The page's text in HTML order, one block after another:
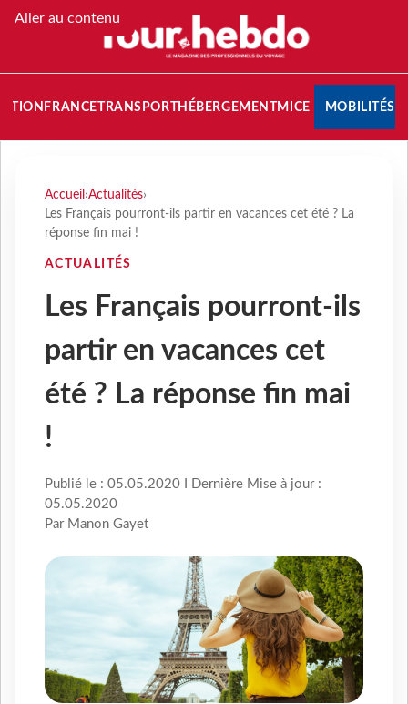
Aller au contenu
FRANCETRANSPORT HÉBERGEMENTMICE MOBILITÉS
Accueil ›Actualités›
Les Français pourront-ils partir en vacances cet été ? La
réponse fin mai !
ACTUALITÉS
Les Français pourront-ils
partir en vacances cet
été ? La réponse fin mai
!
Publié le : 05.05.2020 I Dernière Mise à jour :
05.05.2020
Par Manon Gayet